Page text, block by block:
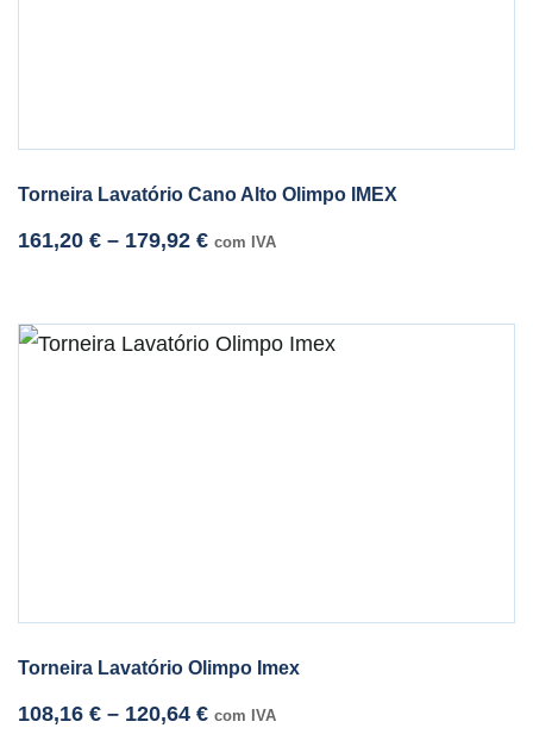
Torneira Lavatório Cano Alto Olimpo IMEX
161,20 € – 179,92 € com IVA
Torneira Lavatório Olimpo Imex
108,16 € – 120,64 € com IVA